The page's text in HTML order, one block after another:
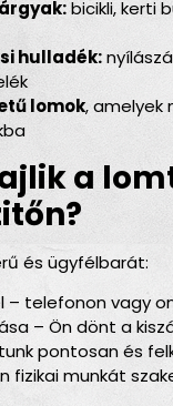
bicikli, kerti
hulladék:
lomok, amelyek
a
és ügyfélbarát:
– telefonon vagy
– Ön dönt a
pontosan és
fizikai munkát